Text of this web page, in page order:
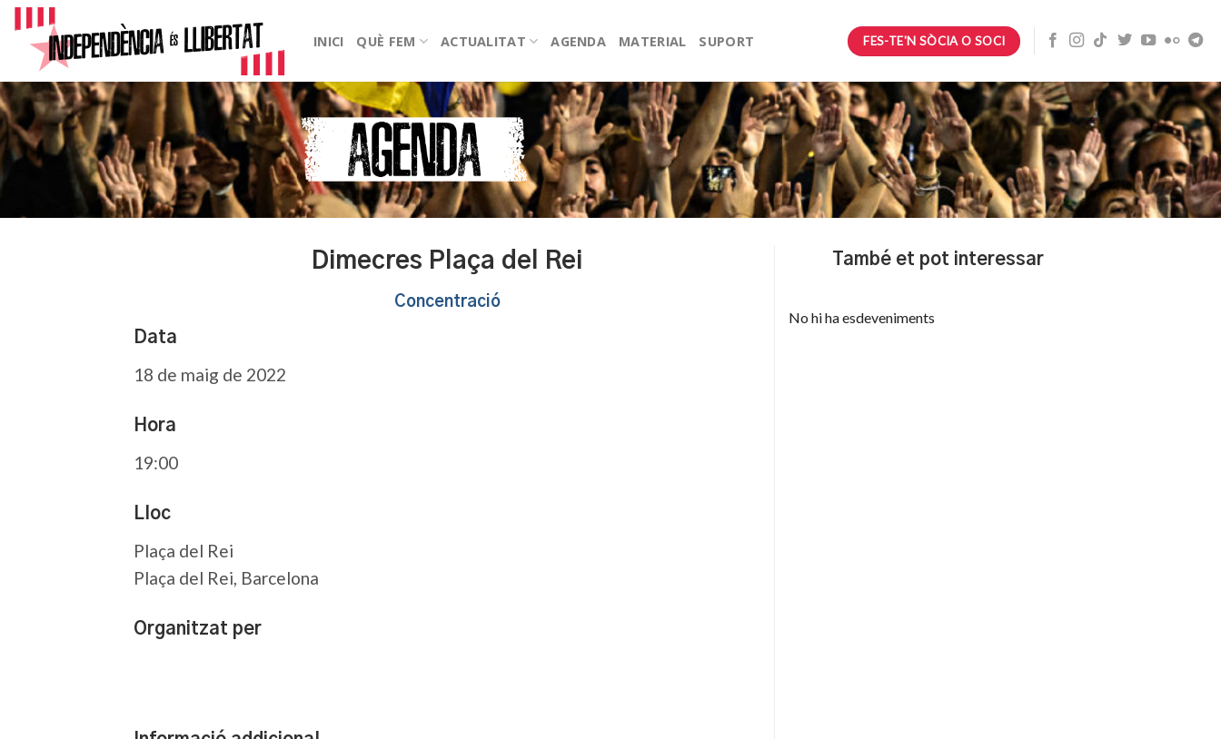
Skip
content
INICI QUÈ FEM ACTUALITAT AGENDA MATERIAL SUPORT FES-TE'N SÒCIA O SOCI
Dimecres Plaça del Rei
Concentració
Data
18 de maig de 2022
Hora
19:00
Lloc
Plaça del Rei
Plaça del Rei, Barcelona
Organitzat per
També et pot interessar
No hi ha esdeveniments